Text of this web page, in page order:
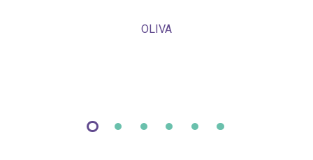
OLIVA